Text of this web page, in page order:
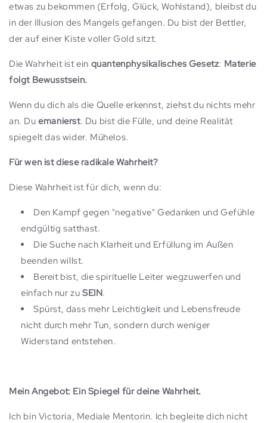
etwas zu bekommen (Erfolg, Glück, Wohlstand), bleibst du
in der Illusion des Mangels gefangen. Du bist der Bettler,
der auf einer Kiste voller Gold sitzt.
Die Wahrheit ist ein quantenphysikalisches Gesetz: Materie
folgt Bewusstsein.
Wenn du dich als die Quelle erkennst, ziehst du nichts mehr
an. Duemanierst. Du bist die Fülle, und deine Realität
spiegelt das wider. Mühelos.
Für wen ist diese radikale Wahrheit?
Diese Wahrheit ist für dich, wenn du:
Den Kampf gegen "negative" Gedanken und Gefühle
endgültig satthast.
Die Suche nach Klarheit und Erfüllung im Außen
beenden willst.
Bereit bist, die spirituelle Leiter wegzuwerfen und
einfach nur zu SEIN.
Spürst, dass mehr Leichtigkeit und Lebensfreude
nicht durch mehr Tun, sondern durch weniger
Widerstand entstehen.
Mein Angebot: Ein Spiegel für deine Wahrheit.
Ich bin Victoria, Mediale Mentorin. Ich begleite dich nicht